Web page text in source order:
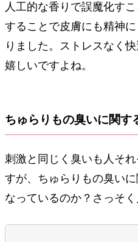
人工的な香りで誤魔化す
することで皮膚にも精神
りました。ストレスなく
嬉しいですよね。
ちゅらりもの臭いに関す
刺激と同じく臭いも人そ
すが、ちゅらりもの臭い
なっているのか？さっそく